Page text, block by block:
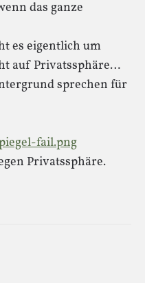
das ganze
es eigentlich um
auf Privatssphäre…
sprechen für
fail.png
Privatssphäre.